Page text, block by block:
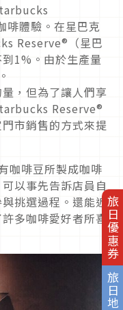
旅日優惠券
旅日地圖
啡體驗。在星巴克
Reserve®（星巴
1%。由於生產量
，但為了讓人們享
Reserve®
市銷售的方式來提
咖啡豆所製成咖啡
以事先告訴店員自
挑選過程。還能近
多咖啡愛好者所喜